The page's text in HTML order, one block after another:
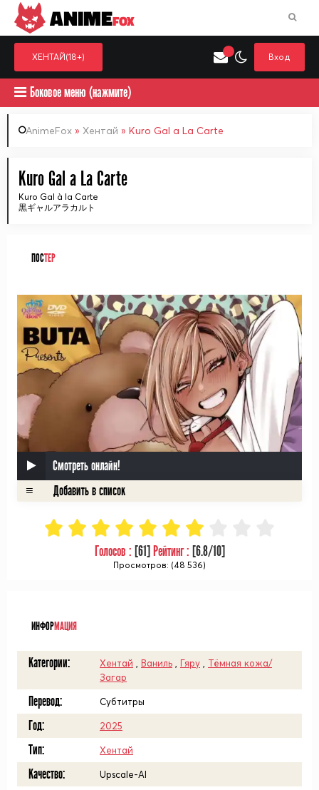
Выберите одну категорию для поиска
ANIMEFOX
ХЕНТАЙ(18+) Вход
Боковое меню (нажмите)
AnimeFox » Хентай » Kuro Gal a La Carte
Kuro Gal a La Carte
Kuro Gal à la Carte
黒ギャルアラカルト
ПОСТЕР
Смотреть онлайн!
Голосов : [61] Рейтинг : [6.8/10]
Просмотров: (48 536)
ИНФОРМАЦИЯ
Категории: Хентай Ваниль Гяру
Тёмная кожа/
Загар
Перевод: Субтитры
Год: 2025
Тип: Хентай
Качество: Upscale-AI